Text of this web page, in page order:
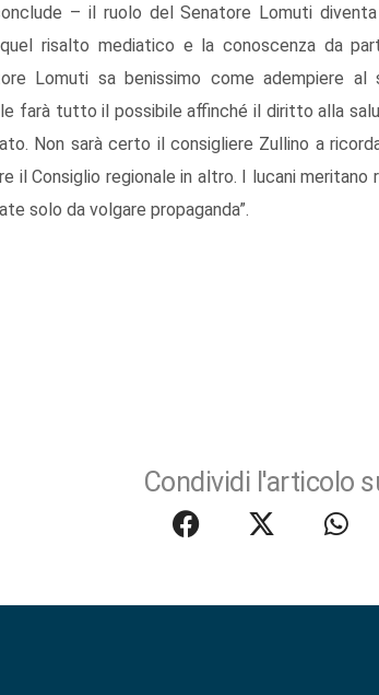
– il ruolo del Senatore Lomuti
risalto mediatico e la conoscenza da
Lomuti sa benissimo come adempiere
farà tutto il possibile affinché il diritto alla
Non sarà certo il consigliere Zullino a
il Consiglio regionale in altro. I lucani
solo da volgare propaganda”.
Condividi l'articolo